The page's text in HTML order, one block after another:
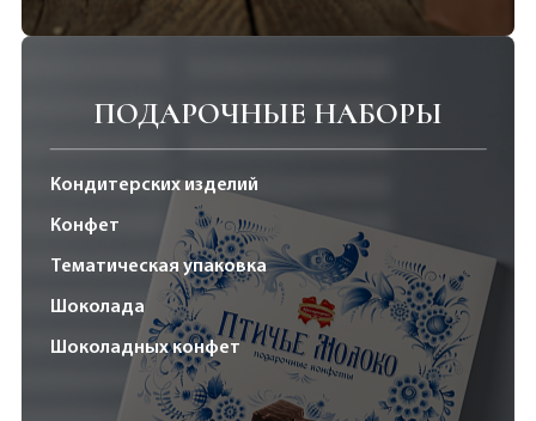
ПОДАРОЧНЫЕ НАБОРЫ
Кондитерских изделий
Конфет
Тематическая упаковка
Шоколада
Шоколадных конфет